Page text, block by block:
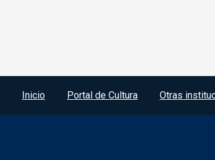
Menú del pie
Inicio Portal de Cultura Otras